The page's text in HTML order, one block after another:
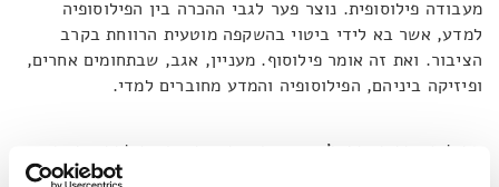
מעבודה פילוסופית. נוצר פער לגבי ההכרה בין הפילוסופיה
למדע, אשר בא לידי ביטוי בהשקפה מוטעית הרווחת בקרב
הציבור. ואת זה אומר פילוסוף. מעניין, אגב, שבתחומים אחרים,
ופיזיקה ביניהם, הפילוסופיה והמדע מחוברים למדי.
במילים אחרות, סמית' טוען שכאשר אנחנו באים לחדש משהו
לגבי ההכרה, עלינו לוודא שהמידע הבסיסי שעליו אנחנו נשענים